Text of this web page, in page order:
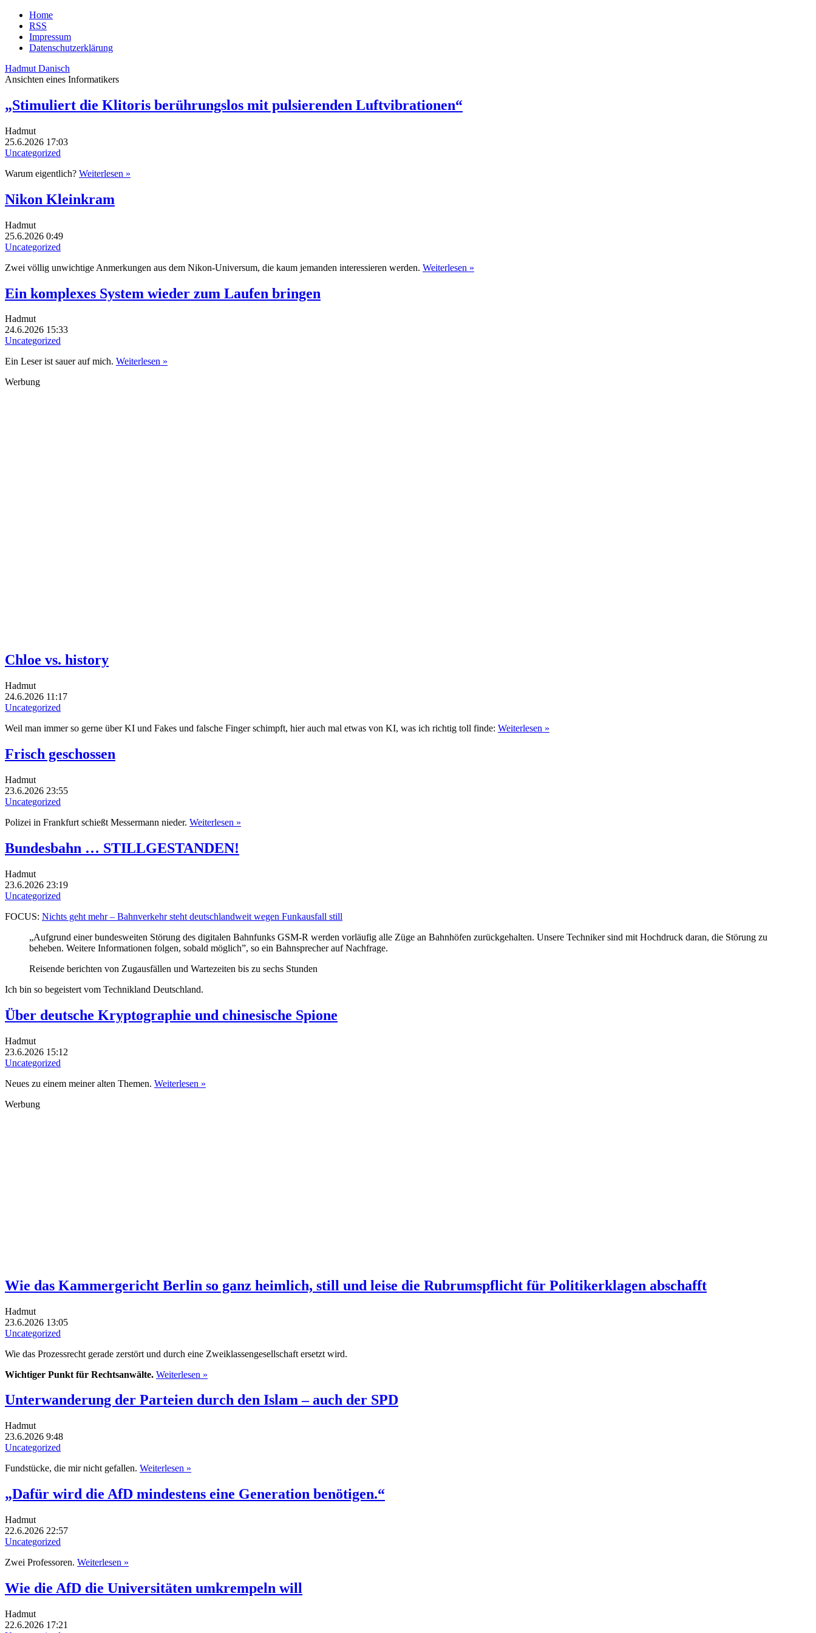
Home
RSS
Impressum
Datenschutzerklärung
Hadmut Danisch
Ansichten eines Informatikers
„Stimuliert die Klitoris berührungslos mit pulsierenden Luftvibrationen“
Hadmut
25.6.2026 17:03
Uncategorized
Warum eigentlich? Weiterlesen »
Nikon Kleinkram
Hadmut
25.6.2026 0:49
Uncategorized
Zwei völlig unwichtige Anmerkungen aus dem Nikon-Universum, die kaum jemanden interessieren werden. Weiterlesen »
Ein komplexes System wieder zum Laufen bringen
Hadmut
24.6.2026 15:33
Uncategorized
Ein Leser ist sauer auf mich. Weiterlesen »
Werbung
Chloe vs. history
Hadmut
24.6.2026 11:17
Uncategorized
Weil man immer so gerne über KI und Fakes und falsche Finger schimpft, hier auch mal etwas von KI, was ich richtig toll finde: Weiterlesen »
Frisch geschossen
Hadmut
23.6.2026 23:55
Uncategorized
Polizei in Frankfurt schießt Messermann nieder. Weiterlesen »
Bundesbahn … STILLGESTANDEN!
Hadmut
23.6.2026 23:19
Uncategorized
FOCUS: Nichts geht mehr – Bahnverkehr steht deutschlandweit wegen Funkausfall still
„Aufgrund einer bundesweiten Störung des digitalen Bahnfunks GSM-R werden vorläufig alle Züge an Bahnhöfen zurückgehalten. Unsere Techniker sind mit Hochdruck daran, die Störung zu
beheben. Weitere Informationen folgen, sobald möglich”, so ein Bahnsprecher auf Nachfrage.
Reisende berichten von Zugausfällen und Wartezeiten bis zu sechs Stunden
Ich bin so begeistert vom Technikland Deutschland.
Über deutsche Kryptographie und chinesische Spione
Hadmut
23.6.2026 15:12
Uncategorized
Neues zu einem meiner alten Themen. Weiterlesen »
Werbung
Wie das Kammergericht Berlin so ganz heimlich, still und leise die Rubrumspflicht für Politikerklagen abschafft
Hadmut
23.6.2026 13:05
Uncategorized
Wie das Prozessrecht gerade zerstört und durch eine Zweiklassengesellschaft ersetzt wird.
Wichtiger Punkt für Rechtsanwälte. Weiterlesen »
Unterwanderung der Parteien durch den Islam – auch der SPD
Hadmut
23.6.2026 9:48
Uncategorized
Fundstücke, die mir nicht gefallen. Weiterlesen »
„Dafür wird die AfD mindestens eine Generation benötigen.“
Hadmut
22.6.2026 22:57
Uncategorized
Zwei Professoren. Weiterlesen »
Wie die AfD die Universitäten umkrempeln will
Hadmut
22.6.2026 17:21